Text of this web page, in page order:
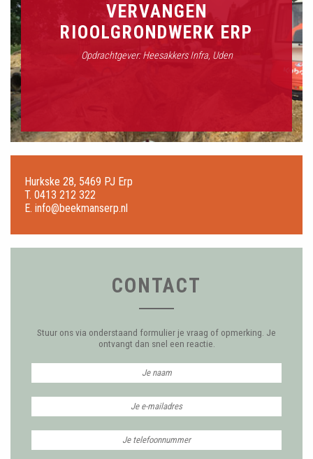
VERVANGEN
RIOOLGRONDWERK ERP
Opdrachtgever: Heesakkers Infra, Uden
Hurkske 28, 5469 PJ Erp
T. 0413 212 322
E. info@beekmanserp.nl
CONTACT
Stuur ons via onderstaand formulier je vraag of opmerking. Je
ontvangt dan snel een reactie.